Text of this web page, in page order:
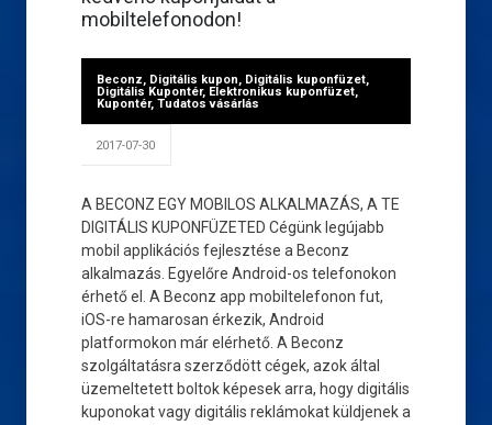
mobiltelefonodon!
Beconz, Digitális kupon, Digitális kuponfüzet,
Digitális Kupontér, Elektronikus kuponfüzet,
Kupontér, Tudatos vásárlás
2017-07-30
A BECONZ EGY MOBILOS ALKALMAZÁS, A TE
DIGITÁLIS KUPONFÜZETED Cégünk legújabb
mobil applikációs fejlesztése a Beconz
alkalmazás. Egyelőre Android-os telefonokon
érhető el. A Beconz app mobiltelefonon fut,
iOS-re hamarosan érkezik, Android
platformokon már elérhető. A Beconz
szolgáltatásra szerződött cégek, azok által
üzemeltetett boltok képesek arra, hogy digitális
kuponokat vagy digitális reklámokat küldjenek a